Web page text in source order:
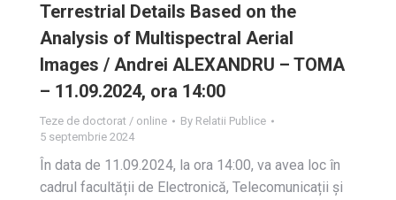
Terrestrial Details Based on the
Analysis of Multispectral Aerial
Images / Andrei ALEXANDRU – TOMA
– 11.09.2024, ora 14:00
Teze de doctorat / online By Relatii Publice
5 septembrie 2024
În data de 11.09.2024, la ora 14:00, va avea loc în
cadrul facultății de Electronică, Telecomunicații și